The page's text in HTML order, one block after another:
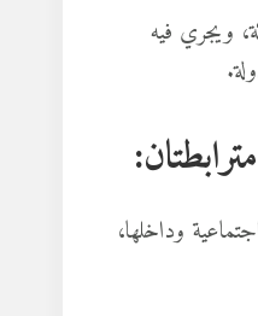
ويجري فيه
وداخلها،